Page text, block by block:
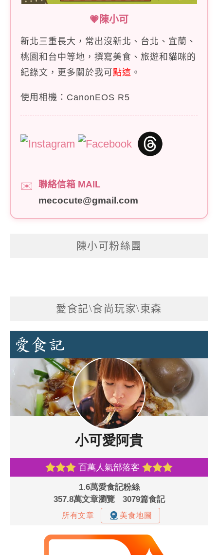
💗陳小可
新北三重長大，常出沒新北、台北、宜蘭、
桃園和台中等地，撰寫美食、旅遊和貓咪的
紀錄文，更多關於我可 點這 。
使用相機：CanonEOS R5
✉️
聯絡信箱 MAIL
mecocute@gmail.com
陳小可粉絲團
愛食記\食尚玩家\東森